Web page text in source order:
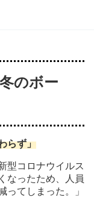
のボー
らず」
型コロナウイルス
なったため、人員
ってしまった。」